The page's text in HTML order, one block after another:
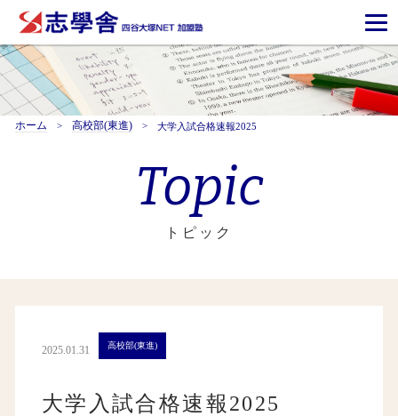
ホーム 高校部(東進) 大学入試合格速報2025
Topic
トピック
2025.01.31 高校部(東進)
大学入試合格速報2025